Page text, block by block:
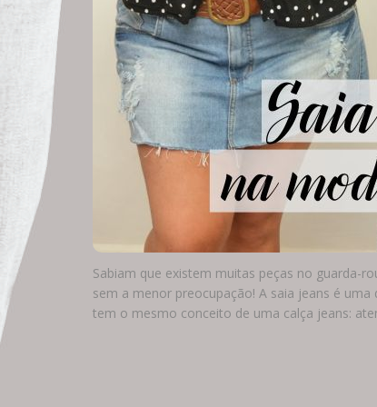
Sabiam que existem muitas peças no guarda-
sem a menor preocupação! A saia jeans é
tem o mesmo conceito de uma calça jeans: